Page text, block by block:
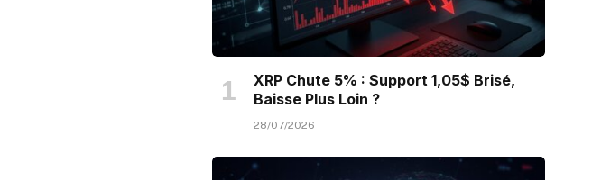
XRP Chute 5% : Support 1,05$ Brisé,
Baisse Plus Loin ?
28/07/2026